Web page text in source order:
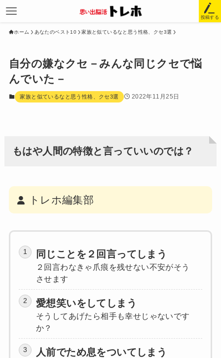
投稿する
ホーム あなたのベスト10 家族と似ているなと思う性格、クセ3選
自分の嫌なクセ－みんな同じクセで悩
んでいた－
家族と似ているなと思う性格、クセ3選 2022年11月25日
もはや人間の特徴と言っていいのでは？
トレホ編集部
同じことを２回言ってしまう
２回言わなきゃ爪痕を残せない不安がそう
させます
愛想笑いをしてしまう
そうしてあげたら相手も幸せじゃないです
か？
人前でため息をついてしまう